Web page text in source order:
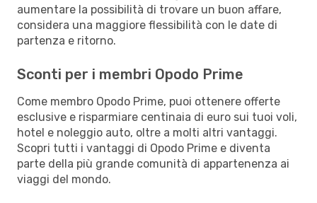
aumentare la possibilità di trovare un buon affare,
considera una maggiore flessibilità con le date di
partenza e ritorno.
Sconti per i membri Opodo Prime
Come membro Opodo Prime, puoi ottenere offerte
esclusive e risparmiare centinaia di euro sui tuoi voli,
hotel e noleggio auto, oltre a molti altri vantaggi.
Scopri tutti i vantaggi di Opodo Prime e diventa
parte della più grande comunità di appartenenza ai
viaggi del mondo.